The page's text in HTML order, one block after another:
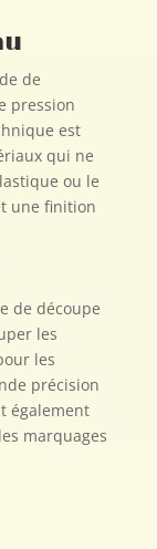
de
pression
est
qui ne
ou le
une finition
de découpe
les
les
précision
également
marquages